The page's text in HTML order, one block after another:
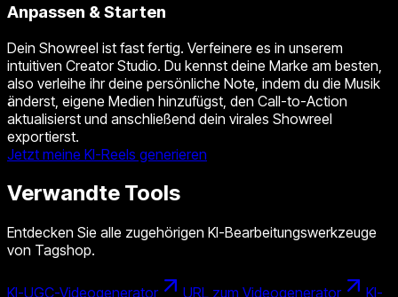
Anpassen & Starten
Dein Showreel ist fast fertig. Verfeinere es in unserem
intuitiven Creator Studio. Du kennst deine Marke am besten,
also verleihe ihr deine persönliche Note, indem du die Musik
änderst, eigene Medien hinzufügst, den Call-to-Action
aktualisierst und anschließend dein virales Showreel
exportierst.
Jetzt meine KI-Reels generieren
Verwandte Tools
Entdecken Sie alle zugehörigen KI-Bearbeitungswerkzeuge
von Tagshop.
KI-UGC-Videogenerator URL zum Videogenerator
KI-